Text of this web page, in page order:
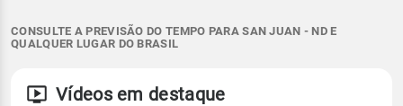
CONSULTE A PREVISÃO DO TEMPO PARA SAN JUAN - ND E
QUALQUER LUGAR DO BRASIL
Vídeos em destaque